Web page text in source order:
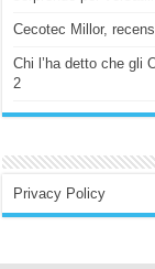
Cecotec Millor,
Chi l’ha detto che gli
2
Privacy Policy